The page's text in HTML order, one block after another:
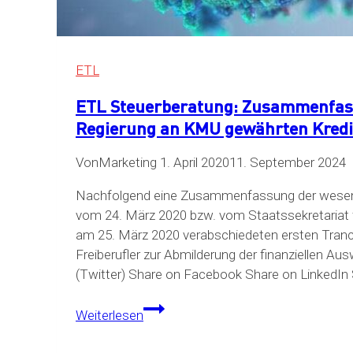
innovación
tecnológica
ETL
ETL Steuerberatung:
Regierung an KMU gewährten
VonMarketing 1. April 202011. September 2024
Nachfolgend eine Zusammenfassung der
vom 24. März 2020 bzw. vom
am 25. März 2020 verabschiedeten ersten
Freiberufler zur Abmilderung der finanziellen
(Twitter) Share on Facebook Share on LinkedIn
Weiterlesen
ETL
Steuerberatung: